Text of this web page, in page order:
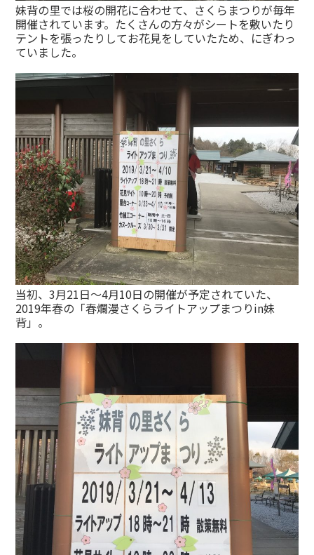
妹背の里では桜の開花に合わせて、さくらまつりが毎年
開催されています。たくさんの方々がシートを敷いたり
テントを張ったりしてお花見をしていたため、にぎわっ
ていました。
当初、3月21日〜4月10日の開催が予定されていた、
2019年春の「春爛漫さくらライトアップまつりin妹
背」。